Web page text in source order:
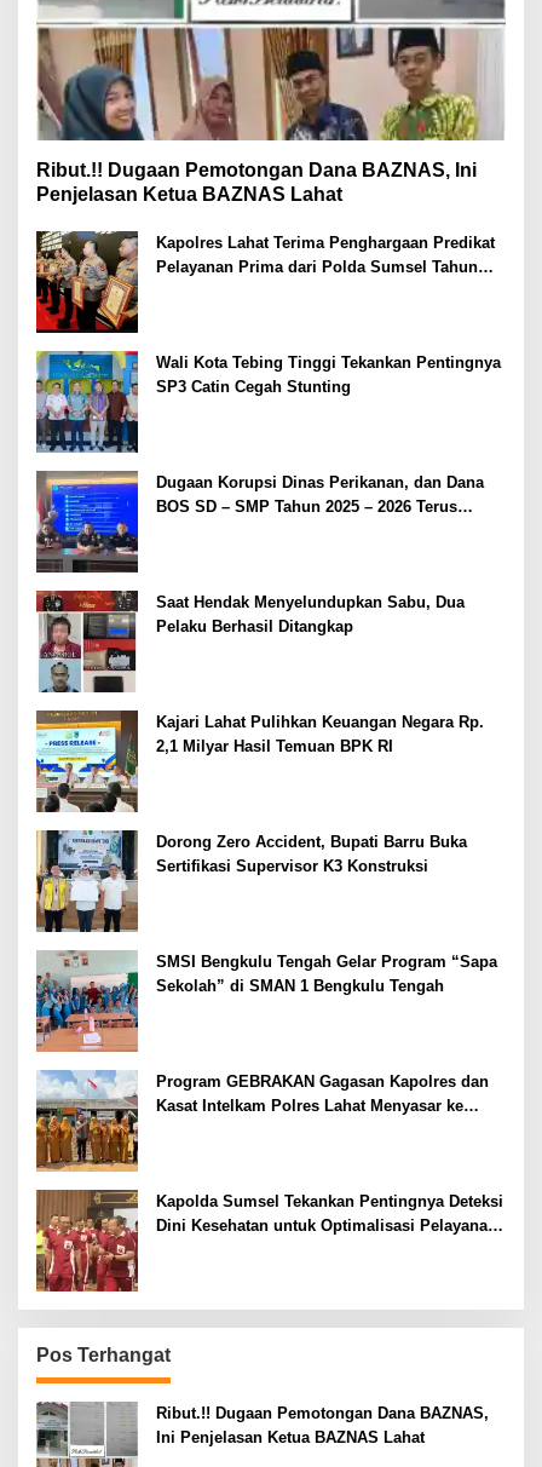
Ribut.!! Dugaan Pemotongan Dana BAZNAS, Ini
Penjelasan Ketua BAZNAS Lahat
Kapolres Lahat Terima Penghargaan Predikat
Pelayanan Prima dari Polda Sumsel Tahun
Wali Kota Tebing Tinggi Tekankan Pentingnya
SP3 Catin Cegah Stunting
Dugaan Korupsi Dinas Perikanan, dan Dana
BOS SD – SMP Tahun 2025 – 2026 Terus
Saat Hendak Menyelundupkan Sabu, Dua
Pelaku Berhasil Ditangkap
Kajari Lahat Pulihkan Keuangan Negara Rp.
2,1 Milyar Hasil Temuan BPK RI
Dorong Zero Accident, Bupati Barru Buka
Sertifikasi Supervisor K3 Konstruksi
SMSI Bengkulu Tengah Gelar Program “Sapa
Sekolah” di SMAN 1 Bengkulu Tengah
Program GEBRAKAN Gagasan Kapolres dan
Kasat Intelkam Polres Lahat Menyasar ke
Kapolda Sumsel Tekankan Pentingnya Deteksi
Dini Kesehatan untuk Optimalisasi Pelayanan
Pos Terhangat
Ribut.!! Dugaan Pemotongan Dana BAZNAS,
Ini Penjelasan Ketua BAZNAS Lahat